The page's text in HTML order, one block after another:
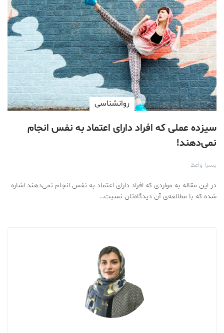
روانشناسی
سیزده عملی که افراد دارای اعتماد به نفس انجام
نمی‌دهند!
یسرا واعظ
در این مقاله به مواردی که افراد دارای اعتماد به نفس انجام نمی‌دهند اشاره
شده که با مطالعه‌ی آن دیدگاه‌تان نسبت…